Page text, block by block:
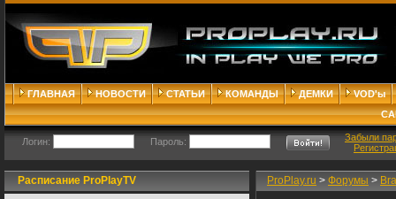
ГЛАВНАЯ НОВОСТИ СТАТЬИ КОМАНДЫ ДЕМКИ
VOD'ы
Логин: Пароль:
Забыли
Расписание ProPlayTV ProPlay.ru > Форумы >